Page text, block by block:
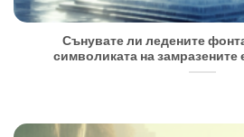
Сънувате ли ледените
символиката на